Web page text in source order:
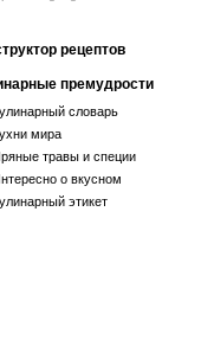
рецептов
премудрости
словарь
мира
травы и специи
о вкусном
этикет